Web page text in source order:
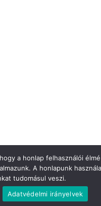
a honlap felhasználói
A honlapunk
tudomásul veszi.
Adatvédelmi irányelvek